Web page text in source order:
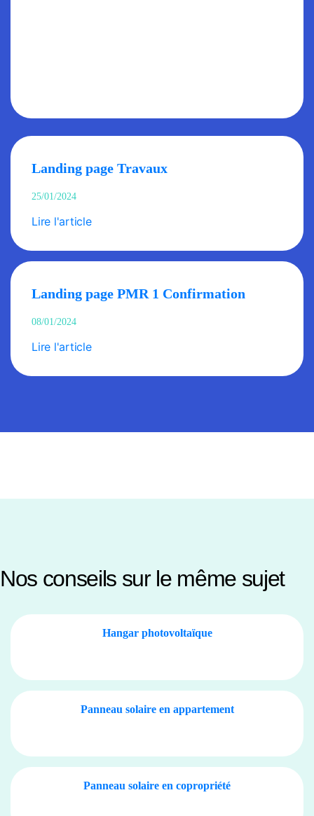
Landing page Travaux
25/01/2024
Lire l'article
Landing page PMR 1 Confirmation
08/01/2024
Lire l'article
Nos conseils sur le même sujet
Hangar photovoltaïque
Panneau solaire en appartement
Panneau solaire en copropriété